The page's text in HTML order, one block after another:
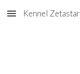
Skip to main content
Kennel Zetastar